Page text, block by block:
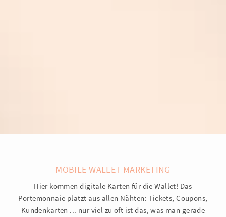
MOBILE WALLET MARKETING
Hier kommen digitale Karten für die Wallet! Das
Portemonnaie platzt aus allen Nähten: Tickets, Coupons,
Kundenkarten ... nur viel zu oft ist das, was man gerade